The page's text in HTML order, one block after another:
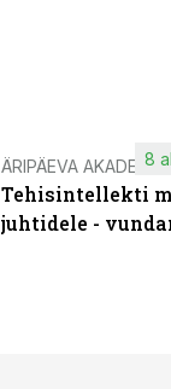
ÄRIPÄEVA
Tehisintellekti
juhtidele -
8